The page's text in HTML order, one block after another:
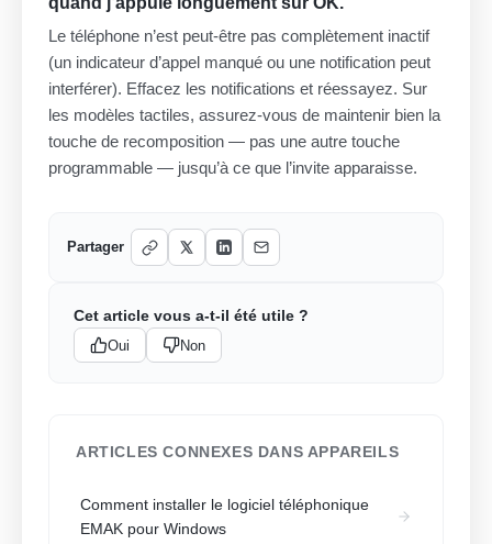
Le téléphone n’est peut-être pas complètement inactif
(un indicateur d’appel manqué ou une notification peut
interférer). Effacez les notifications et réessayez. Sur
les modèles tactiles, assurez-vous de maintenir bien la
touche de recomposition — pas une autre touche
programmable — jusqu’à ce que l’invite apparaisse.
Partager
Cet article vous a-t-il été utile ?
Oui Non
ARTICLES CONNEXES DANS APPAREILS
Comment installer le logiciel téléphonique
EMAK pour Windows